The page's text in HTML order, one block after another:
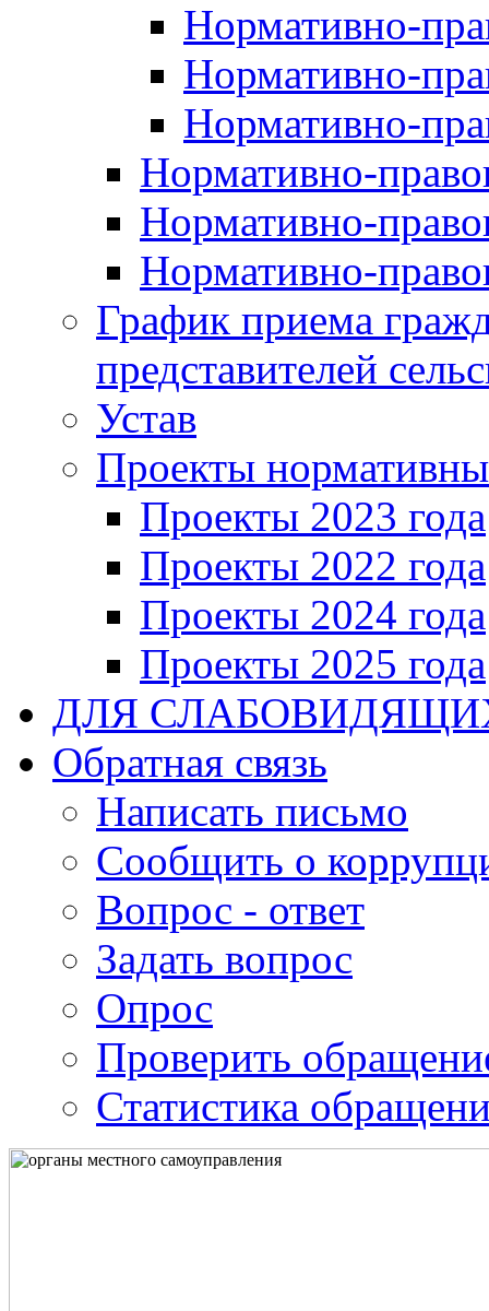
Нормативно-
Нормативно-
Нормативно-
Нормативно-
Нормативно-
Нормативно-
График приема
представителей
Устав
Проекты
Проекты 2023 года
Проекты 2022 года
Проекты 2024 года
Проекты 2025 года
ДЛЯ
Обратная связь
Написать письмо
Сообщить о
Вопрос - ответ
Задать вопрос
Опрос
Проверить
Статистика